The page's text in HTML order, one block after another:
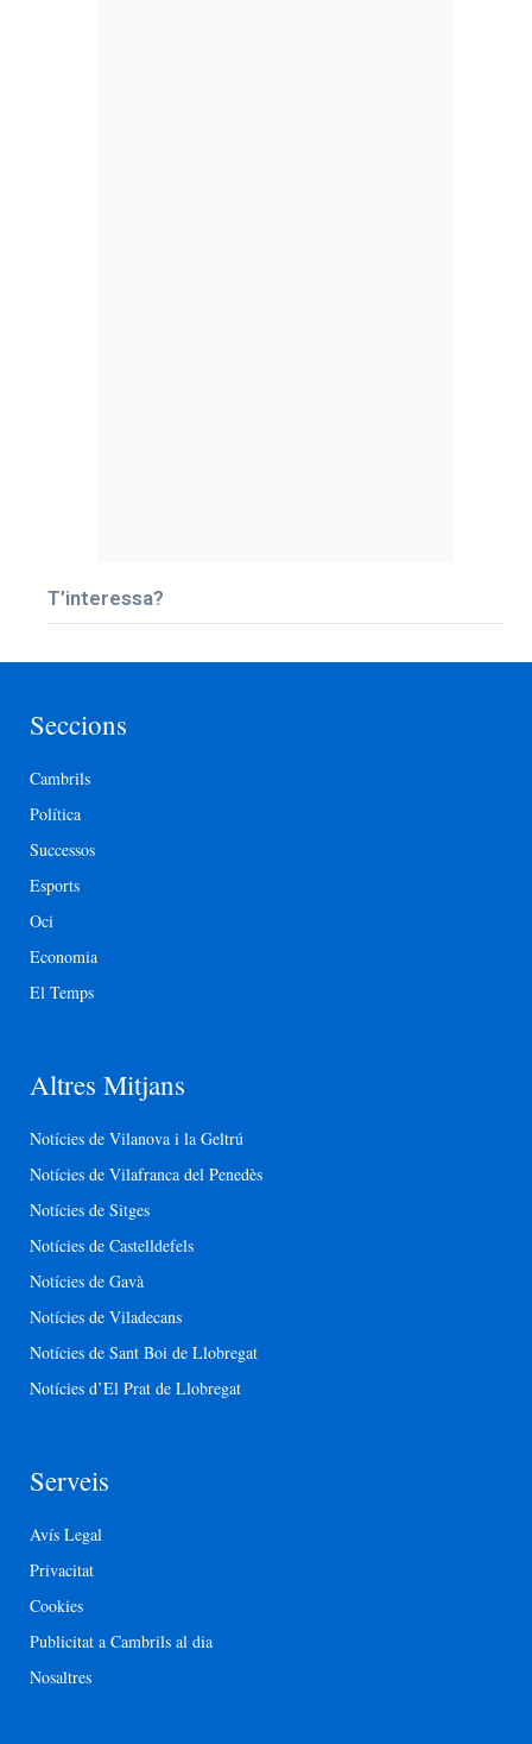
T’interessa?
Seccions
Cambrils
Política
Successos
Esports
Oci
Economia
El Temps
Altres Mitjans
Notícies de Vilanova i la Geltrú
Notícies de Vilafranca del Penedès
Notícies de Sitges
Notícies de Castelldefels
Notícies de Gavà
Notícies de Viladecans
Notícies de Sant Boi de Llobregat
Notícies d’El Prat de Llobregat
Serveis
Avís Legal
Privacitat
Cookies
Publicitat a Cambrils al dia
Nosaltres